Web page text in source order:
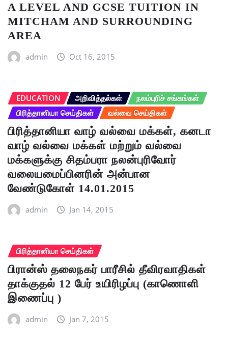
A LEVEL AND GCSE TUITION IN
MITCHAM AND SURROUNDING
AREA
admin Oct 16, 2015
EDUCATION அறிவித்தல்கள்
நலம்புரிச் சங்கங்கள்
பிரித்தானியா செய்திகள்
வல்வை செய்திகள்
பிரித்தானியா வாழ் வல்வை மக்கள், கனடா
வாழ் வல்வை மக்கள் மற்றும் வல்வை
மக்களுக்கு சிதம்பரா நலன்புரிவோர்
வலையமைப்பினரின் அன்பான
வேண்டுகோள் 14.01.2015
admin Jan 14, 2015
பிரித்தானியா செய்திகள்
பிரான்ஸ் தலைநகர் பாரீசில் தீவிரவாதிகள்
தாக்குதல் 12 பேர் உயிரிழப்பு (காணொளி
இணைப்பு )
admin Jan 7, 2015